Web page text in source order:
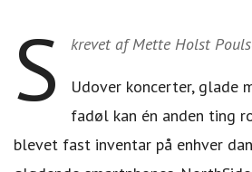
S krevet af Mette Holst
Udover koncerter, glade
fadøl kan én anden ting
blevet fast inventar på enhver